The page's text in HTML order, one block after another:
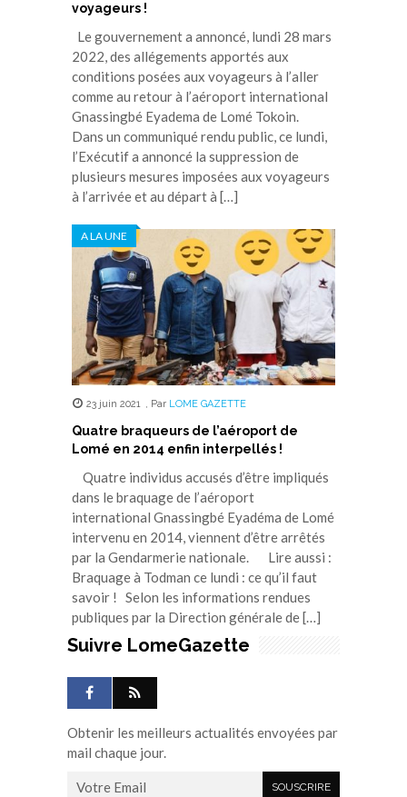
voyageurs !
Le gouvernement a annoncé, lundi 28 mars
2022, des allégements apportés aux
conditions posées aux voyageurs à l’aller
comme au retour à l’aéroport international
Gnassingbé Eyadema de Lomé Tokoin.
Dans un communiqué rendu public, ce lundi,
l’Exécutif a annoncé la suppression de
plusieurs mesures imposées aux voyageurs
à l’arrivée et au départ à […]
A LA UNE
23 juin 2021 Par LOME GAZETTE
Quatre braqueurs de l’aéroport de
Lomé en 2014 enfin interpellés !
Quatre individus accusés d’être impliqués
dans le braquage de l’aéroport
international Gnassingbé Eyadéma de Lomé
intervenu en 2014, viennent d’être arrêtés
par la Gendarmerie nationale. Lire aussi :
Braquage à Todman ce lundi : ce qu’il faut
savoir ! Selon les informations rendues
publiques par la Direction générale de […]
Suivre LomeGazette
Obtenir les meilleurs actualités envoyées par
mail chaque jour.